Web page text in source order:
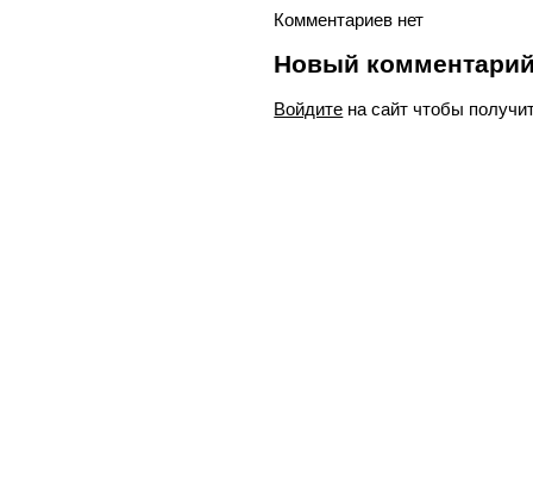
Комментариев нет
Новый
Войдите на сайт чтобы